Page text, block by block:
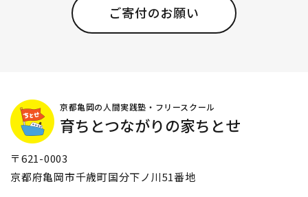
ご寄付のお願い
京都亀岡の人間実践塾・フリースクール
育ちとつながりの家ちとせ
〒621-0003
京都府亀岡市千歳町国分下ノ川51番地